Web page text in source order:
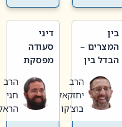
בין
המצרים –
הבדל בין
חדשה
לישנה
הרב
יחזקאל
בוצ'קו
דיני
סעודה
מפסקת
תשעה
באב
הרב
חגי
הראל